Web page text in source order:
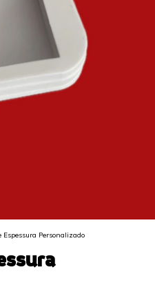
Espessura Personalizado